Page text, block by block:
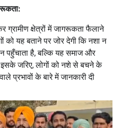
ग्रामीण क्षेत्रों में जागरूकता फैलाने
को यह बताने पर जोर देगी कि नशा न
पहुँचाता है, बल्कि यह समाज और
इसके जरिए, लोगों को नशे से बचने के
प्रभावों के बारे में जानकारी दी